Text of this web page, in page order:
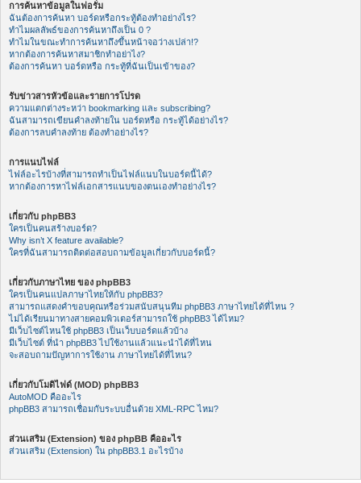
การค้นหาข้อมูลในฟอรั่ม
ฉันต้องการค้นหา บอร์ดหรือกระทู้ต้องทำอย่างไร?
ทำไมผลลัพธ์ของการค้นหาถึงเป็น 0 ?
ทำไมในขณะทำการค้นหาถึงขึ้นหน้าจอว่างเปล่า!?
หากต้องการค้นหาสมาชิกทำอย่าไง?
ต้องการค้นหา บอร์ดหรือ กระทู้ที่ฉันเป็นเข้าของ?
รับข่าวสารหัวข้อและรายการโปรด
ความแตกต่างระหว่า bookmarking และ subscribing?
ฉันสามารถเขียนคำลงท้ายใน บอร์ดหรือ กระทู้ได้อย่างไร?
ต้องการลบคำลงท้าย ต้องทำอย่างไร?
การแนบไฟล์
ไฟล์อะไรบ้างที่สามารถทำเป็นไฟล์แนบในบอร์ดนี้ได้?
หากต้องการหาไฟล์เอกสารแนบของตนเองทำอย่างไร?
เกี่ยวกับ phpBB3
ใครเป็นคนสร้างบอร์ด?
Why isn’t X feature available?
ใครที่ฉันสามารถติดต่อสอบถามข้อมูลเกี่ยวกับบอร์ดนี้?
เกี่ยวกับภาษาไทย ของ phpBB3
ใครเป็นคนแปลภาษาไทยให้กับ phpBB3?
สามารถแสดงคำขอบคุณหรือร่วมสนับสนุนทีม phpBB3 ภาษาไทยได้ที่ไหน ?
ไม่ได้เรียนมาทางสายคอมพิวเตอร์สามารถใช้ phpBB3 ได้ไหม?
มีเว็บไซต์ไหนใช้ phpBB3 เป็นเว็บบอร์ดแล้วบ้าง
มีเว็บไซต์ ที่นำ phpBB3 ไปใช้งานแล้วแนะนำได้ที่ไหน
จะสอบถามปัญหาการใช้งาน ภาษาไทยได้ที่ไหน?
เกี่ยวกับโมดิไฟด์ (MOD) phpBB3
AutoMOD คืออะไร
phpBB3 สามารถเชื่อมกับระบบอื่นด้วย XML-RPC ไหม?
ส่วนเสริม (Extension) ของ phpBB คืออะไร
ส่วนเสริม (Extension) ใน phpBB3.1 อะไรบ้าง